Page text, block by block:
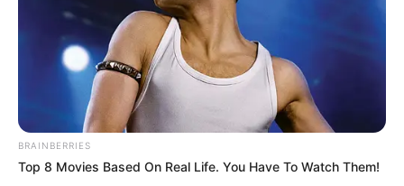
Acs e ACE Curso Técnico
Saúde com Agente: Agentes concluem o Curso Técnico e recebem
certificado em várias cidades
Saúde com Agente: Agentes
concluem o Curso Técnico e
recebem certificado em várias
cidades
BRAINBERRIES
Top 8 Movies Based On Real Life. You Have To Watch Them!